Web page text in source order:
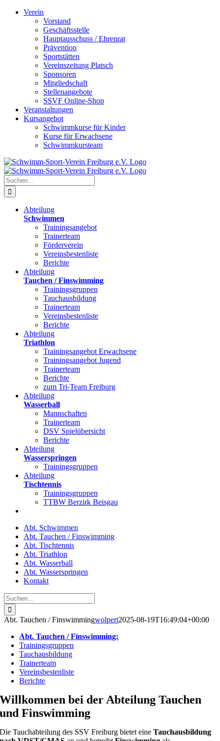
Zum
Verein
Vorstand
Geschäftsstelle
Hauptausschuss / Ehrenrat
Prävention
Sportstätten
Vereinszeitung Platsch
Sponsoren
Mitgliedschaft
Stellenangebote
SSVF Online-Shop
Veranstaltungen
Kursangebot
Schwimmkurse für Kinder
Kurse für Erwachsene
Schwimmkursteam
Suche
nach:
Abteilung
Schwimmen
Trainingsangebot
Trainerteam
Förderverein
Vereinsbestenliste
Berichte
Abteilung
Tauchen / Finswimming
Trainingsgruppen
Tauchausbildung
Trainerteam
Vereinsbestenliste
Berichte
Abteilung
Triathlon
Trainingsangebot Erwachsene
Trainingsangebot Jugend
Trainerteam
Berichte
zum Tri-Team Freiburg
Abteilung
Wasserball
Mannschaften
Trainerteam
DSV Spielübersicht
Berichte
Abteilung
Wasserspringen
Trainingsgruppen
Abteilung
Tischtennis
Trainingsgruppen
TTBW Berzirk Beisgau
Abt. Schwimmen
Abt. Tauchen / Finswimming
Abt. Tischtennis
Abt. Triathlon
Abt. Wasserball
Abt. Wasserspringen
Kontakt
Suche
nach:
Abt. Tauchen / Finswimmingwolpert2025-08-19T16:49:04+00:00
Abt. Tauchen / Finswimming:
Trainingsgruppen
Tauchausbildung
Trainerteam
Vereinsbestenliste
Berichte
Willkommen bei der Abteilung Tauchen
und Finswimming
Die Tauchabteilung des SSV Freiburg bietet eineTauchausbildung